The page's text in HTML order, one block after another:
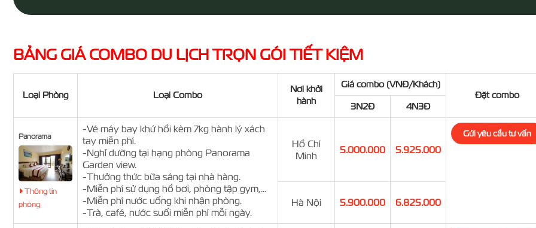
BẢNG GIÁ COMBO DU LỊCH TRỌN GÓI TIẾT KIỆM
Loại Phòng Loại Combo
Nơi khởi
hành
Giá combo (VNĐ/Khách)
Đặt combo
3N2Đ
4N3Đ
Panorama
Thông tin
phòng
-Vé máy bay khứ hồi kèm 7kg hành lý xách
tay miễn phí.
-Nghỉ dưỡng tại hạng phòng Panorama
Garden view.
-Thưởng thức bữa sáng tại nhà hàng.
-Miễn phí sử dụng hồ bơi, phòng tập gym,…
-Miễn phí nước uống khi nhận phòng.
-Trà, café, nước suối miễn phí mỗi ngày.
Hồ Chí
Minh
5.000.000 5.925.000
Gửi yêu cầu tư vấn
Hà Nội 5.900.000 6.825.000